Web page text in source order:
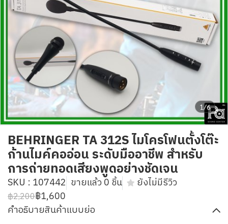
1/6
BEHRINGER TA 312S ไมโครโฟนตั้งโต๊ะ
ก้านไมค์คออ่อน ระดับมืออาชีพ สำหรับ
การถ่ายทอดเสียงพูดอย่างชัดเจน
SKU : 107442 ขายแล้ว 0 ชิ้น ยังไม่มีรีวิว
฿2,200฿1,600
คำอธิบายสินค้าแบบย่อ